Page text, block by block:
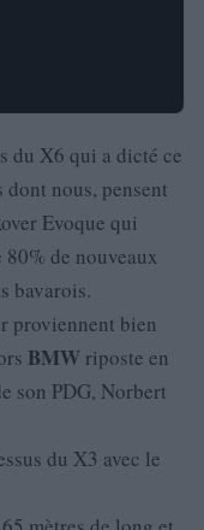
du X6 qui a dicté ce
nous, pensent
Evoque qui
de nouveaux
bavarois.
proviennent bien
BMW riposte en
son PDG, Norbert
du X3 avec le